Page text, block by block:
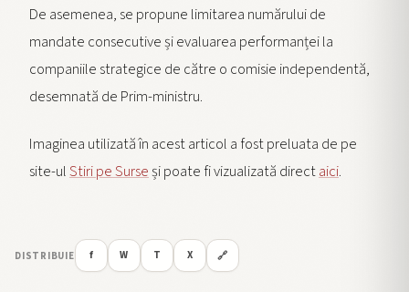
De asemenea, se propune limitarea numărului de
mandate consecutive și evaluarea performanței la
companiile strategice de către o comisie independentă,
desemnată de Prim-ministru.
Imaginea utilizată în acest articol a fost preluata de pe
site-ulStiri pe Surseși poate fi vizualizată directaici.
DISTRIBUIE f W T X 🔗